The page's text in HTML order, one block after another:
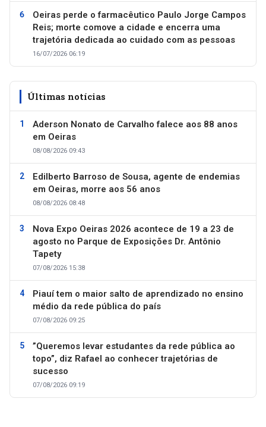
Oeiras perde o farmacêutico Paulo Jorge Campos
Reis; morte comove a cidade e encerra uma
trajetória dedicada ao cuidado com as pessoas
16/07/2026 06:19
Últimas notícias
Aderson Nonato de Carvalho falece aos 88 anos
em Oeiras
08/08/2026 09:43
Edilberto Barroso de Sousa, agente de endemias
em Oeiras, morre aos 56 anos
08/08/2026 08:48
Nova Expo Oeiras 2026 acontece de 19 a 23 de
agosto no Parque de Exposições Dr. Antônio
Tapety
07/08/2026 15:38
Piauí tem o maior salto de aprendizado no ensino
médio da rede pública do país
07/08/2026 09:25
”Queremos levar estudantes da rede pública ao
topo”, diz Rafael ao conhecer trajetórias de
sucesso
07/08/2026 09:19